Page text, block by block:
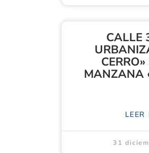
CALLE
MANZANA
LEER
31